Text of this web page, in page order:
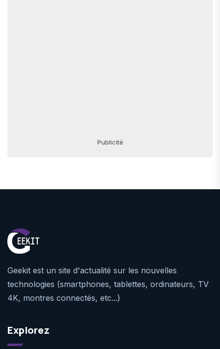
Publicité
Geekit est un site d'actualité sur les nouvelles
technologies (smartphones, tablettes, ordinateurs, TV
4K, montres connectés, etc...)
Explorez